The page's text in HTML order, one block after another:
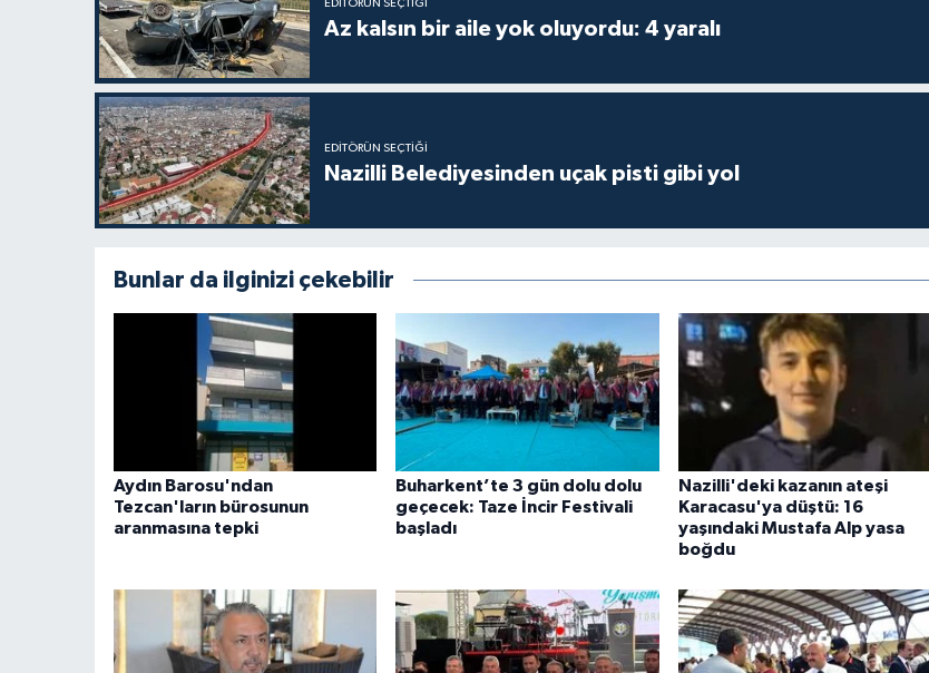
EDITÖRÜN SEÇTIĞI
Az kalsın bir aile yok oluyordu: 4 yaralı
EDITÖRÜN SEÇTIĞI
Nazilli Belediyesinden uçak pisti gibi yol
Bunlar da ilginizi çekebilir
Aydın Barosu'ndan
Tezcan'ların bürosunun
aranmasına tepki
Buharkent’te 3 gün dolu dolu
geçecek: Taze İncir Festivali
başladı
Nazilli'deki kazanın ateşi
Karacasu'ya düştü: 16
yaşındaki Mustafa Alp yasa
boğdu